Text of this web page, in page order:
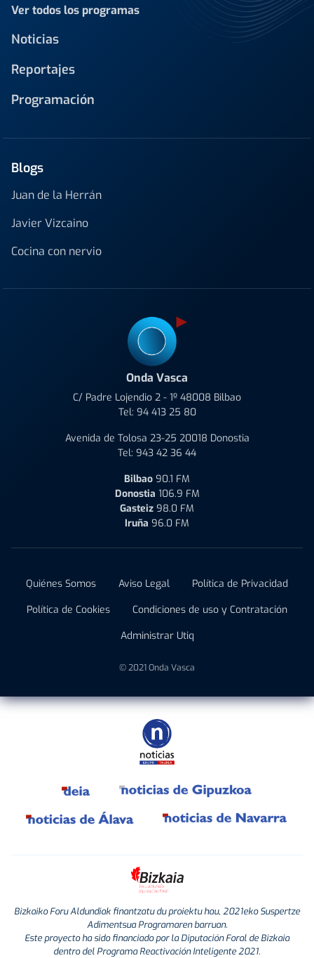
Ver todos los programas
Noticias
Reportajes
Programación
Blogs
Juan de la Herrán
Javier Vizcaino
Cocina con nervio
Onda Vasca
C/ Padre Lojendio 2 - 1º 48008 Bilbao
Tel: 94 413 25 80
Avenida de Tolosa 23-25 20018 Donostia
Tel: 943 42 36 44
Bilbao 90.1 FM
Donostia 106.9 FM
Gasteiz 98.0 FM
Iruña 96.0 FM
Quiénes Somos Aviso Legal
Política de Privacidad
Política de Cookies
Condiciones de uso y Contratación
Administrar Utiq
© 2021 Onda Vasca
Bizkaiko Foru Aldundiak finantzatu du proiektu hau, 2021eko Suspertze
Adimentsua Programaren barruan.
Este proyecto ha sido financiado por la Diputación Foral de Bizkaia
dentro del Programa Reactivación Inteligente 2021.